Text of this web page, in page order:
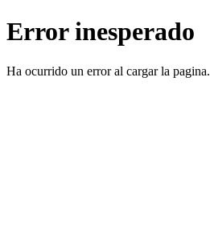
Error inesperado
Ha ocurrido un error al cargar la pagina.